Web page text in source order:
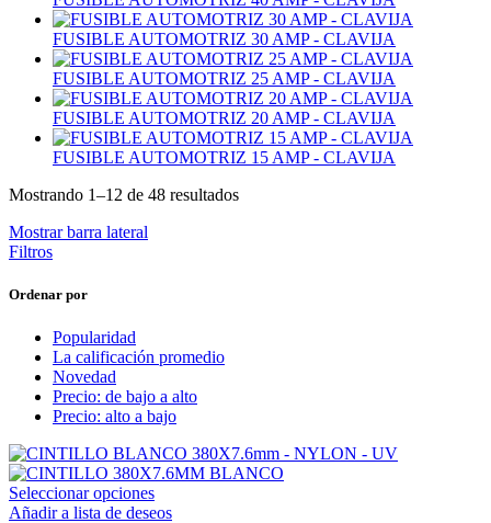
FUSIBLE AUTOMOTRIZ 30 AMP - CLAVIJA
FUSIBLE AUTOMOTRIZ 25 AMP - CLAVIJA
FUSIBLE AUTOMOTRIZ 20 AMP - CLAVIJA
FUSIBLE AUTOMOTRIZ 15 AMP - CLAVIJA
Mostrando 1–12 de 48 resultados
Mostrar barra lateral
Filtros
Ordenar por
Popularidad
La calificación promedio
Novedad
Precio: de bajo a alto
Precio: alto a bajo
Seleccionar opciones
Añadir a lista de deseos